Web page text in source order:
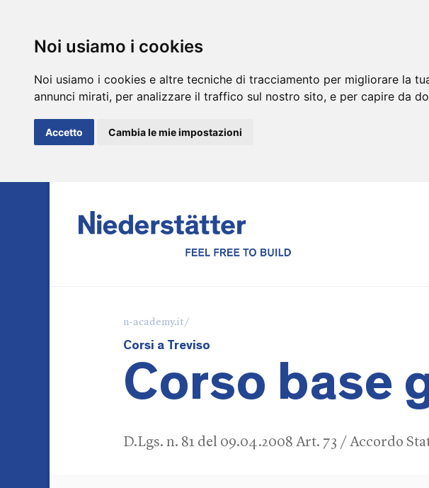
Noi usiamo i cookies
Noi usiamo i cookies e altre tecniche di tracciamento per migliorare la
annunci mirati, per analizzare il traffico sul nostro sito, e per capire da
Accetto Cambia le mie impostazioni
Corsi a Treviso
Corso base
D.Lgs. n. 81 del 09.04.2008 Art. 73 / Accordo
n-academy.it/